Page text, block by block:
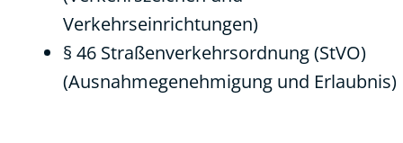
Verkehrseinrichtungen)
§ 46 Straßenverkehrsordnung (StVO)
(Ausnahmegenehmigung und Erlaubnis)